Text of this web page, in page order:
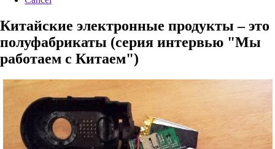
Китайские электронные продукты – это
полуфабрикаты (серия интервью "Мы
работаем с Китаем")